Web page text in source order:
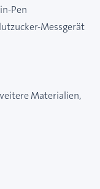
Pen
Messgerät
Materialien,